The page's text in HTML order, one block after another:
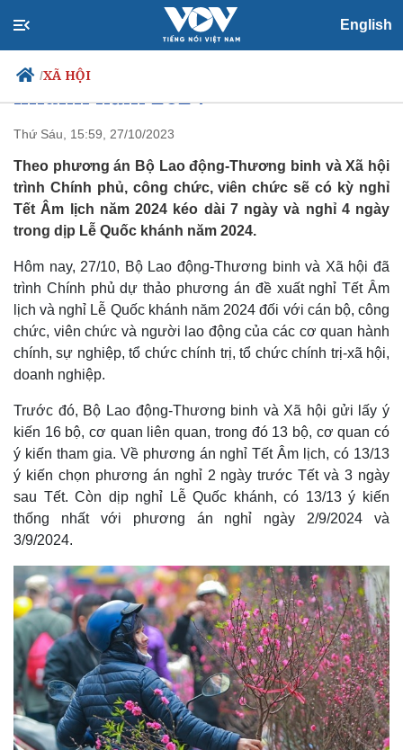
English
/XÃ HỘI
Chính trị
Đảng
Tổ chức nhân sự
Quốc hội
Xã hội
Tin 24h
Dự báo thời tiết
Giáo dục
Việc làm
Biển đảo
Trình Chính phủ phương án
nghỉ Tết Âm lịch và Lễ Quốc
khánh năm 2024
Thứ Sáu, 15:59, 27/10/2023
Theo phương án Bộ Lao động-Thương binh và Xã hội
trình Chính phủ, công chức, viên chức sẽ có kỳ nghỉ
Tết Âm lịch năm 2024 kéo dài 7 ngày và nghỉ 4 ngày
trong dịp Lễ Quốc khánh năm 2024.
Hôm nay, 27/10, Bộ Lao động-Thương binh và Xã hội đã
trình Chính phủ dự thảo phương án đề xuất nghỉ Tết Âm
lịch và nghỉ Lễ Quốc khánh năm 2024 đối với cán bộ, công
chức, viên chức và người lao động của các cơ quan hành
chính, sự nghiệp, tổ chức chính trị, tổ chức chính trị-xã hội,
doanh nghiệp.
Trước đó, Bộ Lao động-Thương binh và Xã hội gửi lấy ý
kiến 16 bộ, cơ quan liên quan, trong đó 13 bộ, cơ quan có
ý kiến tham gia. Về phương án nghỉ Tết Âm lịch, có 13/13
ý kiến chọn phương án nghỉ 2 ngày trước Tết và 3 ngày
sau Tết. Còn dịp nghỉ Lễ Quốc khánh, có 13/13 ý kiến
thống nhất với phương án nghỉ ngày 2/9/2024 và
3/9/2024.